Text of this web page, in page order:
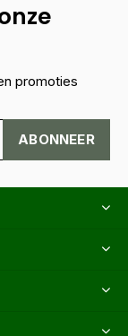
promoties
ABONNEER